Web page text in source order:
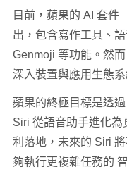
目前，蘋果的 AI 套件
出，包含寫作工具、
Genmoji 等功能。然
深入裝置與應用生態
蘋果的終極目標是透
Siri 從語音助手進化為
利落地，未來的 Siri
夠執行更複雜任務的